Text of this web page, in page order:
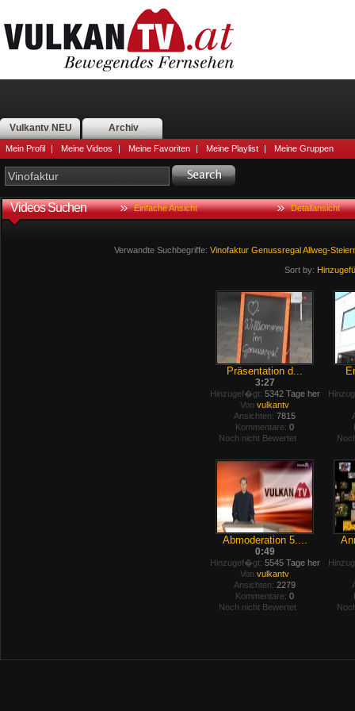
Vulkantv NEU Archiv
Mein Profil | Meine Videos | Meine Favoriten | Meine Playlist | Meine Gruppen
Videos Suchen Einfache Ansicht Detailansicht
Verwandte Suchbegriffe: Vinofaktur GenussregalAllweg-
Sort by:
Präsentation d...
3:27
Hinzugef�gt: 5342 Tage her
Von vulkantv
Ansichten: 7815
Kommentare: 0
Noch nicht Bewertet
Abmoderation 5....
0:49
Hinzugef�gt: 5545 Tage her
Von vulkantv
Ansichten: 2279
Kommentare: 0
Noch nicht Bewertet